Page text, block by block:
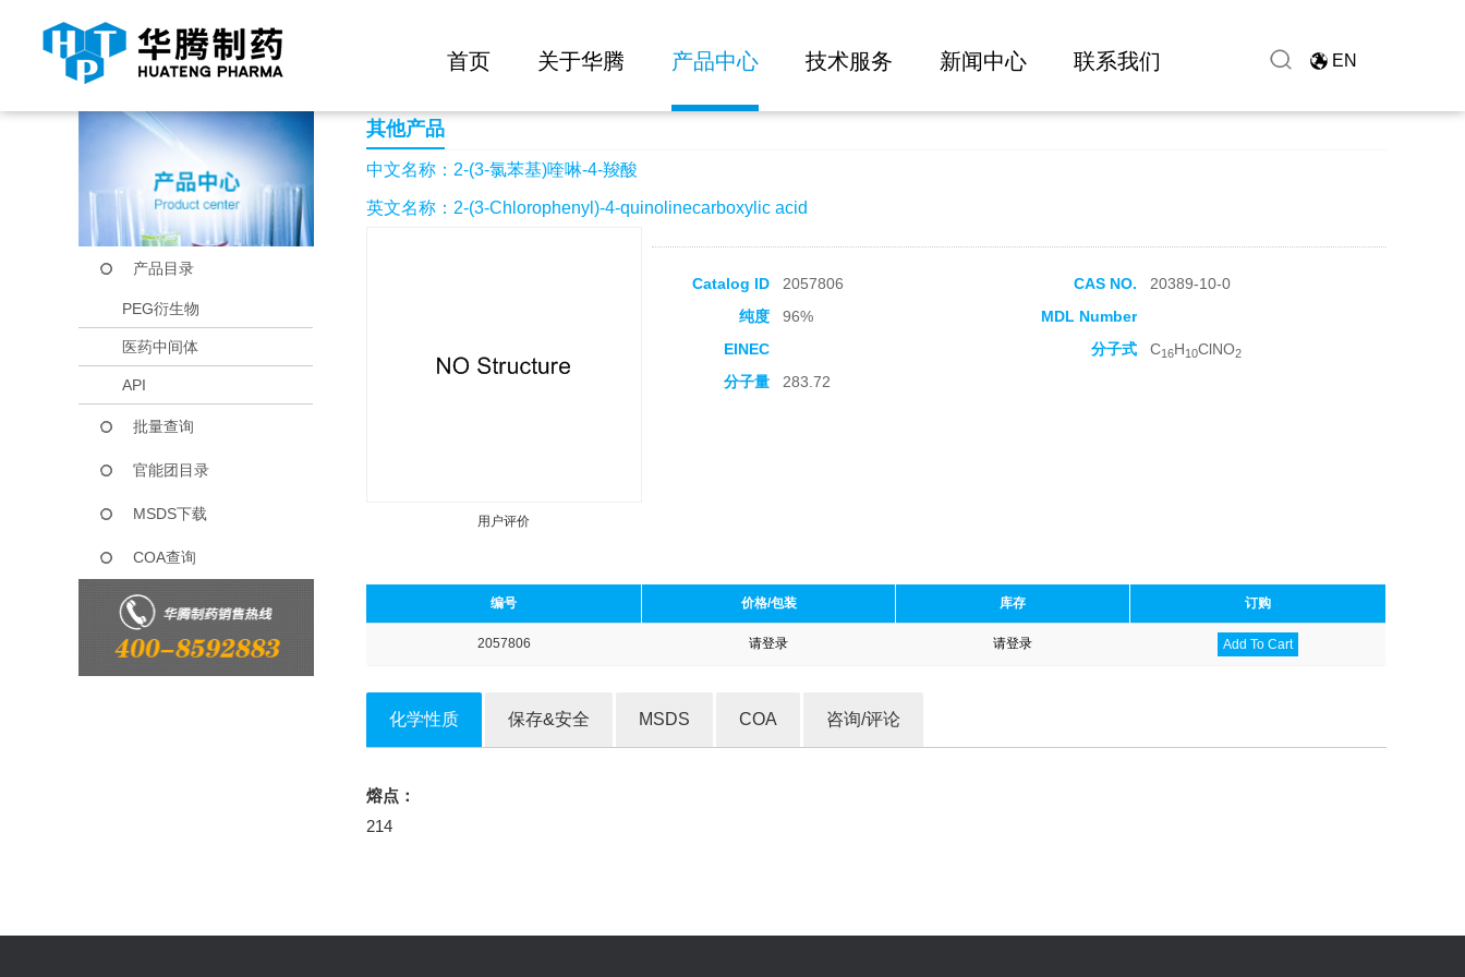
首页 关于华腾 产品中心 技术服务 新闻中心 联系我们 EN
当前位置： 首页 产品中心 2-(3-氯苯基)喹啉-4-羧酸
产品目录
PEG衍生物
医药中间体
API
批量查询
官能团目录
MSDS下载
COA查询
其他产品
中文名称：2-(3-氯苯基)喹啉-4-羧酸
英文名称：2-(3-Chlorophenyl)-4-quinolinecarboxylic acid
用户评价
Catalog ID 2057806 CAS NO.
20389-10-0
纯度
96%
MDL Number
EINEC
分子式 C16H10ClNO2
分子量 283.72
编号 价格/包装 库存 订购
2057806 请登录 请登录 Add To Cart
化学性质 保存&安全 MSDS COA 咨询/评论
熔点：
214